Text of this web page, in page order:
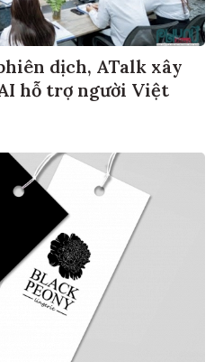
dịch, ATalk xây
hỗ trợ người Việt